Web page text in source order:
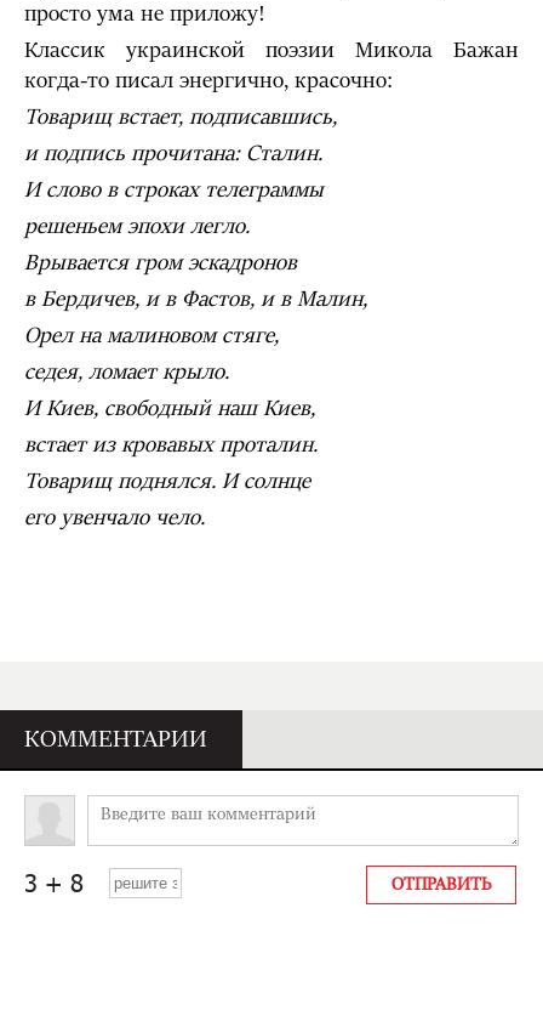
просто ума не приложу!
Классик украинской поэзии Микола Бажан
когда-то писал энергично, красочно:
Товарищ встает, подписавшись,
и подпись прочитана: Сталин.
И слово в строках телеграммы
решеньем эпохи легло.
Врывается гром эскадронов
в Бердичев, и в Фастов, и в Малин,
Орел на малиновом стяге,
седея, ломает крыло.
И Киев, свободный наш Киев,
встает из кровавых проталин.
Товарищ поднялся. И солнце
его увенчало чело.
КОММЕНТАРИИ